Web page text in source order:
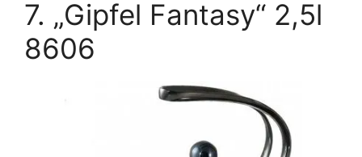
7. „Gipfel Fantasy“ 2,5l
8606